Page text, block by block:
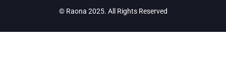
© Raona 2025. All Rights Reserved